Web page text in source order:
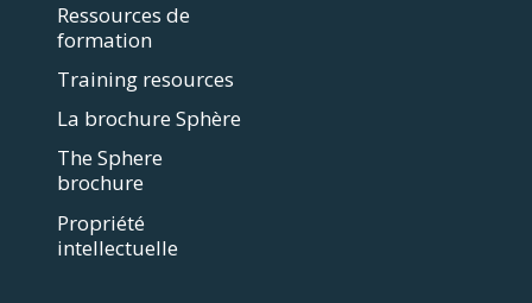
Ressources de
formation
Training resources
La brochure Sphère
The Sphere
brochure
Propriété
intellectuelle